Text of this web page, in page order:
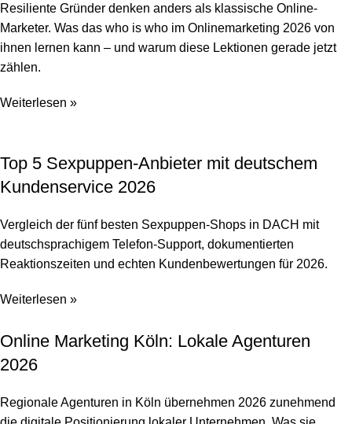
Resiliente Gründer denken anders als klassische Online-
Marketer. Was das who is who im Onlinemarketing 2026 von
ihnen lernen kann – und warum diese Lektionen gerade jetzt
zählen.
Weiterlesen »
Top 5 Sexpuppen-Anbieter mit deutschem
Kundenservice 2026
Vergleich der fünf besten Sexpuppen-Shops in DACH mit
deutschsprachigem Telefon-Support, dokumentierten
Reaktionszeiten und echten Kundenbewertungen für 2026.
Weiterlesen »
Online Marketing Köln: Lokale Agenturen
2026
Regionale Agenturen in Köln übernehmen 2026 zunehmend